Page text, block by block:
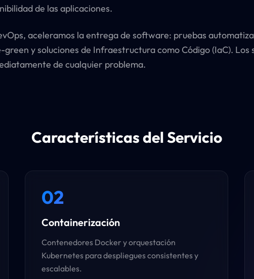
de las aplicaciones.
aceleramos la entrega de software: pruebas
green y soluciones de Infraestructura como Código (IaC).
de cualquier problema.
Características del Servicio
02
Containerización
Contenedores Docker y orquestación
Kubernetes para despliegues consistentes y
escalables.